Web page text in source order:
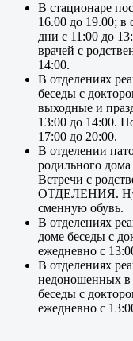
В стационаре
16.00 до 19.00; в
дни с 11:00 до
врачей с
14:00.
В отделениях
беседы с
выходные и
13:00 до 14:00.
17:00 до 20:00.
В отделении
родильного
Встречи с
ОТДЕЛЕНИЯ.
сменную обувь.
В отделениях
доме беседы с
ежедневно с
В отделениях
недоношенных в
беседы с
ежедневно с